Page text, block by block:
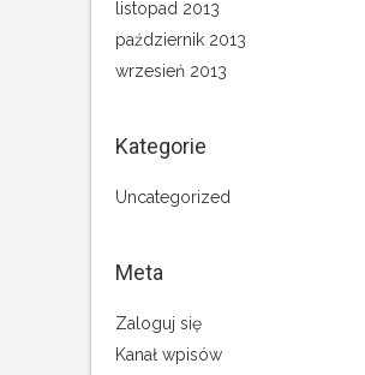
listopad 2013
październik 2013
wrzesień 2013
Kategorie
Uncategorized
Meta
Zaloguj się
Kanał wpisów